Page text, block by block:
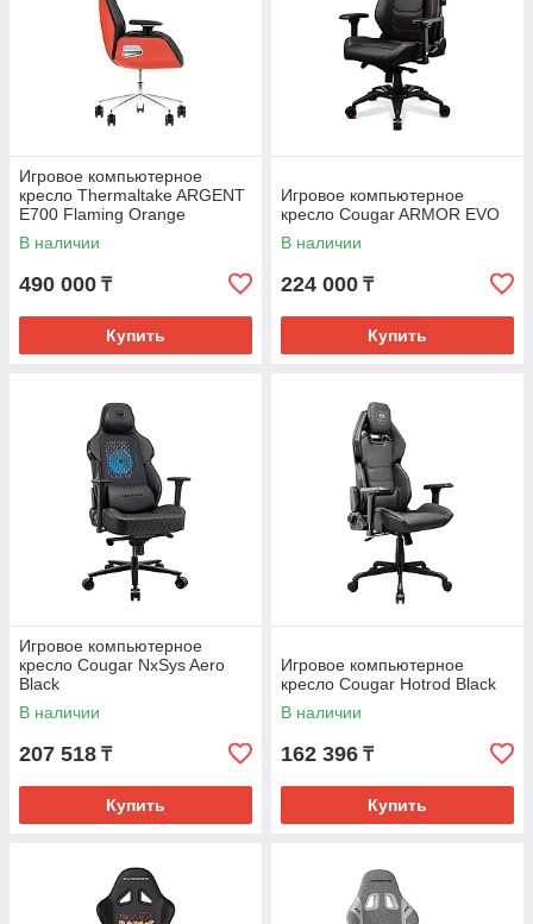
Игровое компьютерное
кресло Thermaltake ARGENT
E700 Flaming Orange
В наличии
490 000 ₸
Купить
Игровое компьютерное
кресло Cougar ARMOR EVO
В наличии
224 000 ₸
Купить
Игровое компьютерное
кресло Cougar NxSys Aero
Black
В наличии
207 518 ₸
Купить
Игровое компьютерное
кресло Cougar Hotrod Black
В наличии
162 396 ₸
Купить